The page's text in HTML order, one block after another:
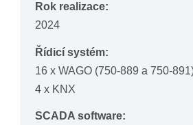
Rok realizace:
2024
Řídicí systém:
16 x WAGO (750-889 a 750-
4 x KNX
SCADA software: